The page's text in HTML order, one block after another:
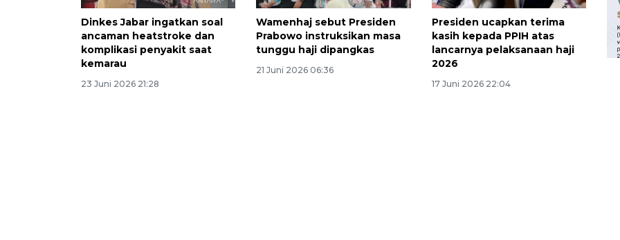
Dinkes Jabar ingatkan soal
ancaman heatstroke dan
komplikasi penyakit saat
kemarau
23 Juni 2026 21:28
Wamenhaj sebut Presiden
Prabowo instruksikan masa
tunggu haji dipangkas
21 Juni 2026 06:36
Presiden ucapkan terima
kasih kepada PPIH atas
lancarnya pelaksanaan haji
2026
17 Juni 2026 22:04